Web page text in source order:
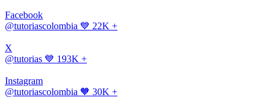
Facebook
@tutoriascolombia 💙 22K +
X
@tutorias 💙 193K +
Instagram
@tutoriascolombia 🧡 30K +